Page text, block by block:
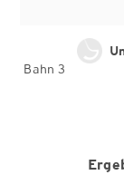
Bahn 3